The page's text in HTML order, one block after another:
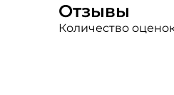
Отзывы
Количество